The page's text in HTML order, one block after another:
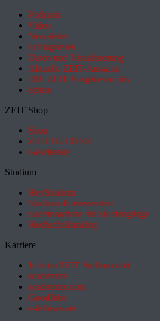
Podcasts
Video
Newsletter
Schlagzeilen
Daten und Visualisierung
Aktuelle ZEIT-Ausgabe
DIE ZEIT Ausgabenarchiv
Spiele
ZEIT Shop
Shop
ZEIT BÜCHER
Geschenke
Studium
HeyStudium
Studium-Interessentest
Suchmaschine für Studiengänge
Hochschulranking
Karriere
Jobs im ZEIT Stellenmarkt
academics
academics.com
GoodJobs
e-fellows.net